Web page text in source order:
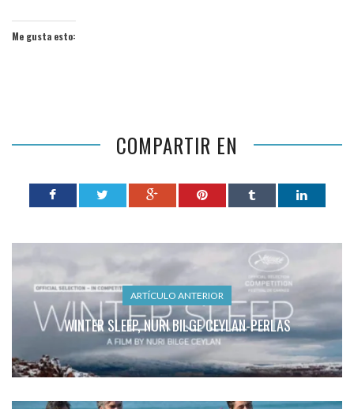
Me gusta esto:
COMPARTIR EN
ARTÍCULO ANTERIOR
WINTER SLEEP, NURI BILGE CEYLAN-PERLAS